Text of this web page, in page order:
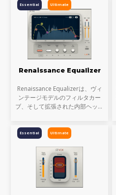
最大の特長です。Wavesの名作プ
ラグインC1 Parametric
Companderと、L
Ultimate
Essential
Renaissance Equalizer
Renaissance Equalizerは、ヴィ
ンテージモデルのフィルタカー
ブ、そして拡張された内部ヘッド
す。最新のGUIとリアルタイム・
Ultimate
Essential